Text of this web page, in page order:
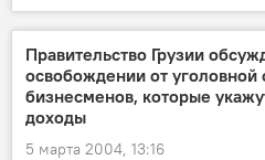
Правительство Грузии
освобождении от уголовной
бизнесменов, которые
доходы
5 марта 2004, 13:16